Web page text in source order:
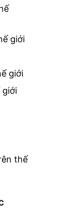
giới
giới
giới
thế